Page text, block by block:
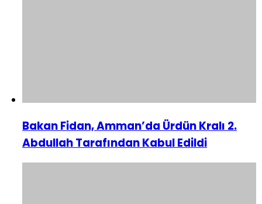
Bakan Fidan, Amman’da Ürdün Kralı 2.
Abdullah Tarafından Kabul Edildi